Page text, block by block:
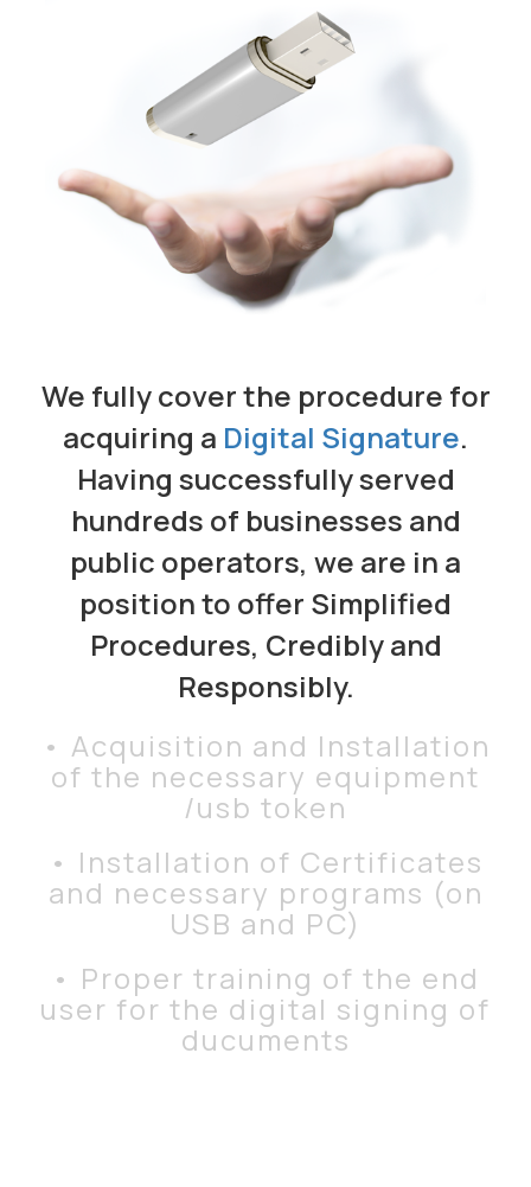
We fully cover the procedure for
acquiring a Digital Signature.
Having successfully served
hundreds of businesses and
public operators, we are in a
position to offer Simplified
Procedures, Credibly and
Responsibly.
• Acquisition and Installation
of the necessary equipment
/usb token
• Installation of Certificates
and necessary programs (on
USB and PC)
• Proper training of the end
user for the digital signing of
ducuments